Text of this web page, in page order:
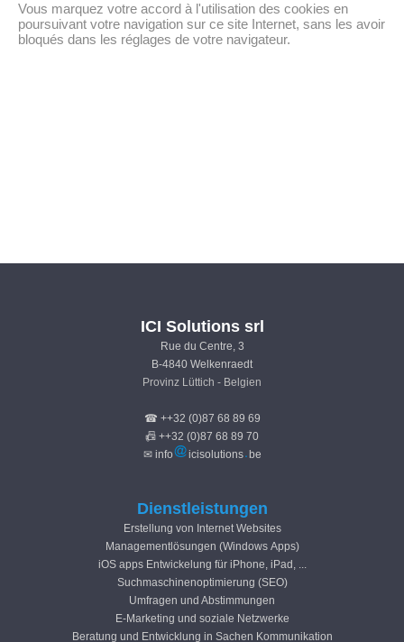
Vous marquez votre accord à l'utilisation des cookies en
poursuivant votre navigation sur ce site Internet, sans les avoir
bloqués dans les réglages de votre navigateur.
ICI Solutions srl
Rue du Centre, 3
B-4840 Welkenraedt
Provinz Lüttich - Belgien
☎ ++32 (0)87 68 89 69
📠 ++32 (0)87 68 89 70
✉ info
icisolutions be
Dienstleistungen
Erstellung von Internet Websites
Managementlösungen (Windows Apps)
iOS apps Entwickelung für iPhone, iPad, ...
Suchmaschinenoptimierung (SEO)
Umfragen und Abstimmungen
E-Marketing und soziale Netzwerke
Beratung und Entwicklung in Sachen Kommunikation